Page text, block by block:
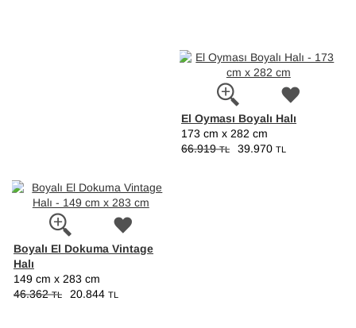
El Oyması Boyalı Halı
173 cm x 282 cm
66.919TL 39.970 TL
Boyalı El Dokuma Vintage
Halı
149 cm x 283 cm
46.362TL 20.844 TL